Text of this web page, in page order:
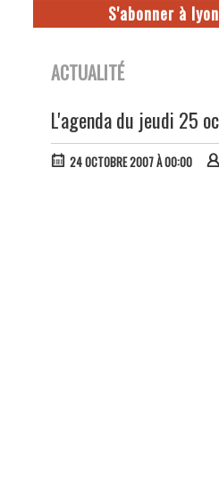
S'abonner à
ACTUALITÉ
L'agenda du jeudi 25
24 OCTOBRE 2007 À 00:00